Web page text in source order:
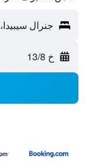
جنرال
خ 13/8